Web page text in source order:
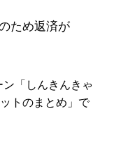
ため返済が
「しんきんきゃ
トのまとめ」で